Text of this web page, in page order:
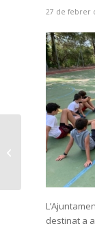
27 de febrer
destinat a
Avanç de la
Modificació
les Normes
Subsidiàries de
Planejament...